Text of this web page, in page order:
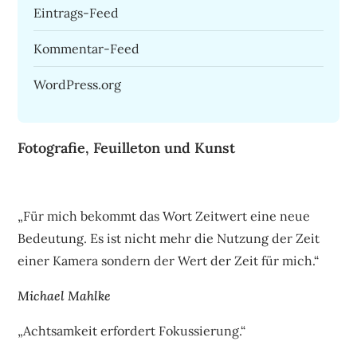
Eintrags-Feed
Kommentar-Feed
WordPress.org
Fotografie, Feuilleton und Kunst
„Für mich bekommt das Wort Zeitwert eine neue
Bedeutung. Es ist nicht mehr die Nutzung der Zeit
einer Kamera sondern der Wert der Zeit für mich.“
Michael Mahlke
„Achtsamkeit erfordert Fokussierung.“